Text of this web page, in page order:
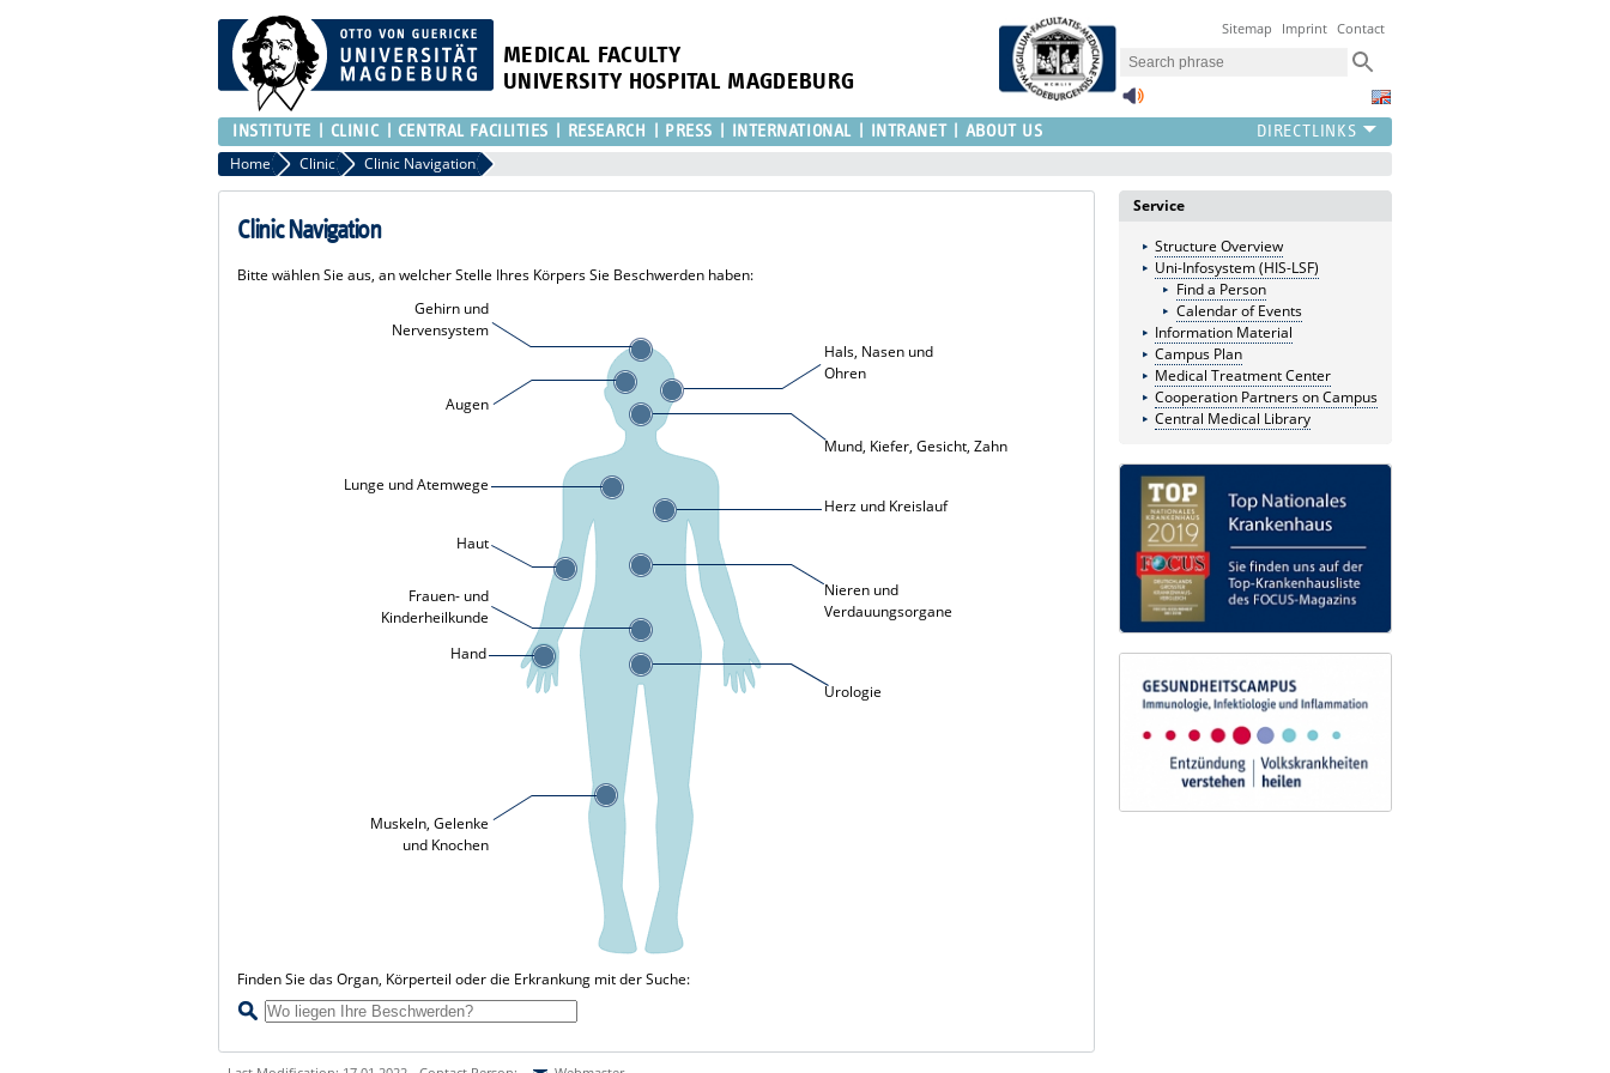
MEDICAL FACULTY
UNIVERSITY HOSPITAL MAGDEBURG
Sitemap Imprint Contact
INSTITUTE CLINIC CENTRAL FACILITIES RESEARCH PRESS INTERNATIONAL INTRANET ABOUT US
Home Clinic Clinic Navigation
Clinic Navigation
Bitte wählen Sie aus, an welcher Stelle Ihres Körpers Sie Beschwerden haben:
Gehirn und
Nervensystem
Augen
Lunge und Atemwege
Haut
Frauen- und
Kinderheilkunde
Hand
Muskeln, Gelenke
und Knochen
Hals, Nasen und
Ohren
Mund, Kiefer, Gesicht, Zahn
Herz und Kreislauf
Nieren und
Verdauungsorgane
Urologie
Finden Sie das Organ, Körperteil oder die Erkrankung mit der Suche:
Service
Structure Overview
Uni-Infosystem (HIS-LSF)
Find a Person
Calendar of Events
Information Material
Campus Plan
Medical Treatment Center
Cooperation Partners on Campus
Central Medical Library